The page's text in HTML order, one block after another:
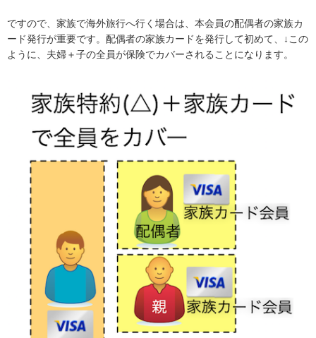
ですので、家族で海外旅行へ行く場合は、本会員の配偶者の家族カ
ード発行が重要です。配偶者の家族カードを発行して初めて、↓この
ように、夫婦＋子の全員が保険でカバーされることになります。